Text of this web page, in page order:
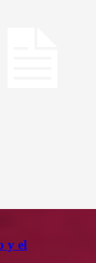
y el